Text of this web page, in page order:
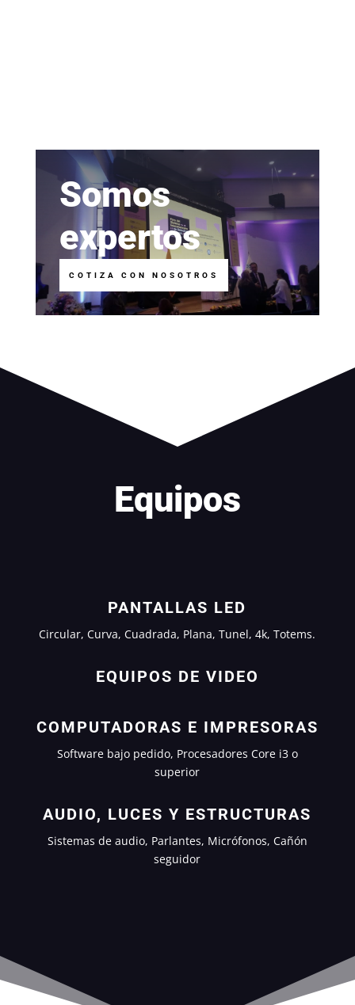
Somos
expertos
COTIZA CON NOSOTROS
Equipos
PANTALLAS LED
Circular, Curva, Cuadrada, Plana, Tunel, 4k, Totems.
EQUIPOS DE VIDEO
COMPUTADORAS E IMPRESORAS
Software bajo pedido, Procesadores Core i3 o
superior
AUDIO, LUCES Y ESTRUCTURAS
Sistemas de audio, Parlantes, Micrófonos, Cañón
seguidor